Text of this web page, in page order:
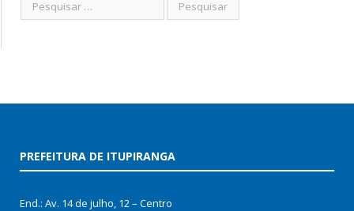
PREFEITURA DE ITUPIRANGA
End.: Av. 14 de julho, 12 – Centro